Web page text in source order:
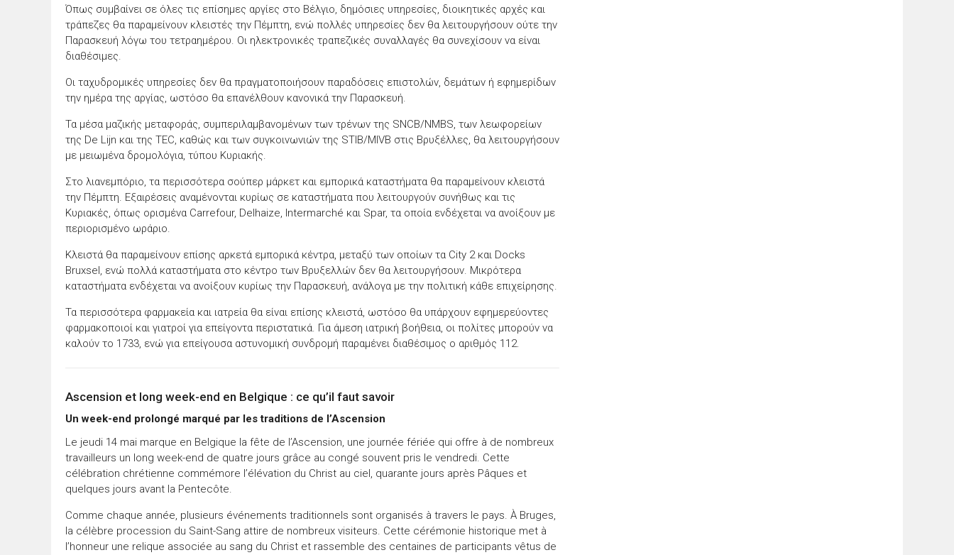
Όπως συμβαίνει σε όλες τις επίσημες αργίες στο Βέλγιο, δημόσιες υπηρεσίες, διοικητικές αρχές και
τράπεζες θα παραμείνουν κλειστές την Πέμπτη, ενώ πολλές υπηρεσίες δεν θα λειτουργήσουν ούτε την
Παρασκευή λόγω του τετραημέρου. Οι ηλεκτρονικές τραπεζικές συναλλαγές θα συνεχίσουν να είναι
διαθέσιμες.
Οι ταχυδρομικές υπηρεσίες δεν θα πραγματοποιήσουν παραδόσεις επιστολών, δεμάτων ή εφημερίδων
την ημέρα της αργίας, ωστόσο θα επανέλθουν κανονικά την Παρασκευή.
Τα μέσα μαζικής μεταφοράς, συμπεριλαμβανομένων των τρένων της SNCB/NMBS, των λεωφορείων
της De Lijn και της TEC, καθώς και των συγκοινωνιών της STIB/MIVB στις Βρυξέλλες, θα λειτουργήσουν
με μειωμένα δρομολόγια, τύπου Κυριακής.
Στο λιανεμπόριο, τα περισσότερα σούπερ μάρκετ και εμπορικά καταστήματα θα παραμείνουν κλειστά
την Πέμπτη. Εξαιρέσεις αναμένονται κυρίως σε καταστήματα που λειτουργούν συνήθως και τις
Κυριακές, όπως ορισμένα Carrefour, Delhaize, Intermarché και Spar, τα οποία ενδέχεται να ανοίξουν με
περιορισμένο ωράριο.
Κλειστά θα παραμείνουν επίσης αρκετά εμπορικά κέντρα, μεταξύ των οποίων τα City 2 και Docks
Bruxsel, ενώ πολλά καταστήματα στο κέντρο των Βρυξελλών δεν θα λειτουργήσουν. Μικρότερα
καταστήματα ενδέχεται να ανοίξουν κυρίως την Παρασκευή, ανάλογα με την πολιτική κάθε επιχείρησης.
Τα περισσότερα φαρμακεία και ιατρεία θα είναι επίσης κλειστά, ωστόσο θα υπάρχουν εφημερεύοντες
φαρμακοποιοί και γιατροί για επείγοντα περιστατικά. Για άμεση ιατρική βοήθεια, οι πολίτες μπορούν να
καλούν το 1733, ενώ για επείγουσα αστυνομική συνδρομή παραμένει διαθέσιμος ο αριθμός 112.
Ascension et long week-end en Belgique : ce qu’il faut savoir
Un week-end prolongé marqué par les traditions de l’Ascension
Le jeudi 14 mai marque en Belgique la fête de l’Ascension, une journée fériée qui offre à de nombreux
travailleurs un long week-end de quatre jours grâce au congé souvent pris le vendredi. Cette
célébration chrétienne commémore l’élévation du Christ au ciel, quarante jours après Pâques et
quelques jours avant la Pentecôte.
Comme chaque année, plusieurs événements traditionnels sont organisés à travers le pays. À Bruges,
la célèbre procession du Saint-Sang attire de nombreux visiteurs. Cette cérémonie historique met à
l’honneur une relique associée au sang du Christ et rassemble des centaines de participants vêtus de